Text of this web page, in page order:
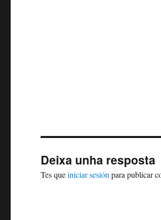
Deixa unha resposta
Tes queiniciar sesión para publicar